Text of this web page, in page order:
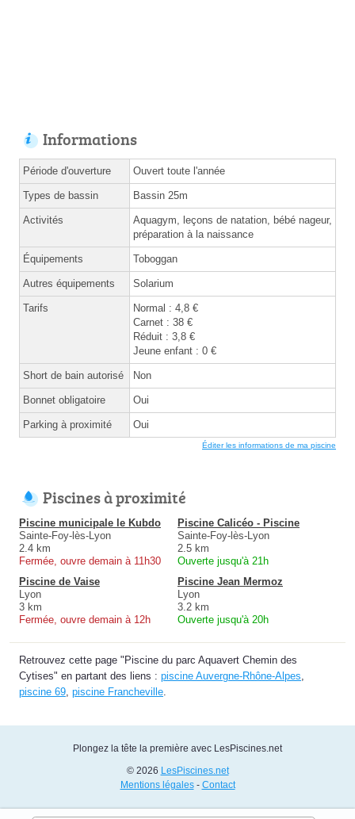
Informations
Période d'ouverture Ouvert toute l'année
Types de bassin Bassin 25m
Activités
Aquagym, leçons de natation, bébé nageur,
préparation à la naissance
Équipements Toboggan
Autres équipements Solarium
Tarifs
Normal : 4,8 €
Carnet : 38 €
Réduit : 3,8 €
Jeune enfant : 0 €
Short de bain autorisé Non
Bonnet obligatoire Oui
Parking à proximité Oui
Éditer les informations de ma piscine
Piscines à proximité
Piscine municipale le Kubdo
Sainte-Foy-lès-Lyon
2.4 km
Fermée, ouvre demain à 11h30
Piscine Calicéo - Piscine
Sainte-Foy-lès-Lyon
2.5 km
Ouverte jusqu'à 21h
Piscine de Vaise
Lyon
3 km
Fermée, ouvre demain à 12h
Piscine Jean Mermoz
Lyon
3.2 km
Ouverte jusqu'à 20h
Retrouvez cette page "Piscine du parc Aquavert Chemin des
Cytises" en partant des liens : piscine Auvergne-Rhône-Alpes
piscine 69 piscine Francheville
Plongez la tête la première avec LesPiscines.net
© 2026 LesPiscines.net
Mentions légales- Contact